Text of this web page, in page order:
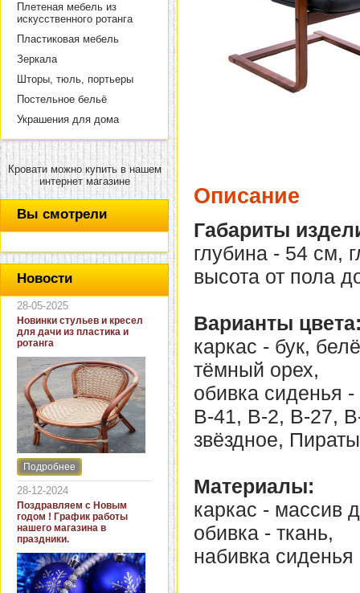
Плетеная мебель из
искусственного ротанга
Пластиковая мебель
Зеркала
Шторы, тюль, портьеры
Постельное бельё
Украшения для дома
Кровати можно купить в нашем
интернет магазине
Вы смотрели
Новости
28-05-2025
Новинки стульев и кресел
для дачи из пластика и
ротанга
Интернет-магазин "Кровать
и диван" представляет
новинки стульев и кресел
для дачи. В ассортименте
представлены как
бюджетные модели из
пластика для дачи, так и
кресла для загородных
домов из натурального и
искусственного ротанга.
Подробнее
28-12-2024
Поздравляем с Новым
годом ! График работы
нашего магазина в
праздники.
Описание
Габариты
глубина - 54 см,
высота от пола
Варианты
каркас - бук,
тёмный орех,
обивка сиденья
В-41, В-2, В-27,
звёздное,
Материалы:
каркас - массив
обивка - ткань,
набивка